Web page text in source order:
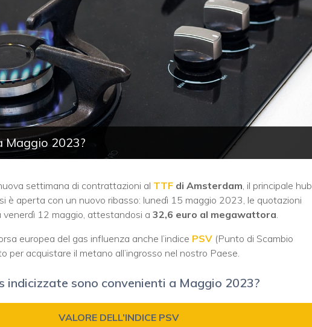
Maggio 2023?
settimana di contrattazioni al TTF di Amsterdam, il principale hub
è aperta con un nuovo ribasso: lunedì 15 maggio 2023, le quotazioni
venerdì 12 maggio, attestandosi a 32,6 euro al megawattora.
europea del gas influenza anche l’indice PSV (Punto di Scambio
per acquistare il metano all’ingrosso nel nostro Paese.
indicizzate sono convenienti a Maggio 2023?
VALORE DELL’INDICE PSV